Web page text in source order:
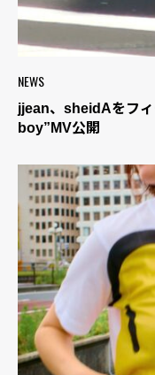
NEWS
jjean、sheidAをフ
boy”MV公開